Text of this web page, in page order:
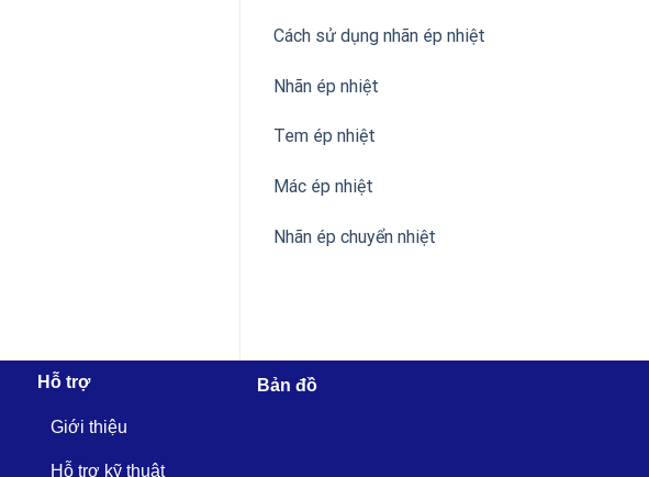
Cách sử dụng nhãn ép nhiệt
Nhãn ép nhiệt
Tem ép nhiệt
Mác ép nhiệt
Nhãn ép chuyển nhiệt
Hỗ trợ
Giới thiệu
Hỗ trợ kỹ thuật
Bản đồ